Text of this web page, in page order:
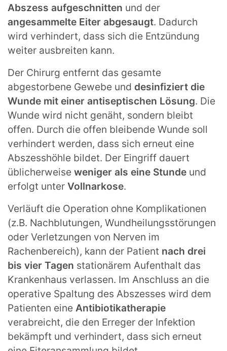
Abszess aufgeschnitten und der
angesammelte Eiter abgesaugt. Dadurch
wird verhindert, dass sich die Entzündung
weiter ausbreiten kann.
Der Chirurg entfernt das gesamte
abgestorbene Gewebe und desinfiziert die
Wunde mit einer antiseptischen Lösung. Die
Wunde wird nicht genäht, sondern bleibt
offen. Durch die offen bleibende Wunde soll
verhindert werden, dass sich erneut eine
Abszesshöhle bildet. Der Eingriff dauert
üblicherweise weniger als eine Stunde und
erfolgt unter Vollnarkose.
Verläuft die Operation ohne Komplikationen
(z.B. Nachblutungen, Wundheilungsstörungen
oder Verletzungen von Nerven im
Rachenbereich), kann der Patient nach drei
bis vier Tagen stationärem Aufenthalt das
Krankenhaus verlassen. Im Anschluss an die
operative Spaltung des Abszesses wird dem
Patienten eine Antibiotikatherapie
verabreicht, die den Erreger der Infektion
bekämpft und verhindert, dass sich erneut